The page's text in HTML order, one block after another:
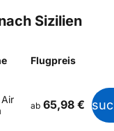
Sizilien
Flugpreis
ab 65,98 €